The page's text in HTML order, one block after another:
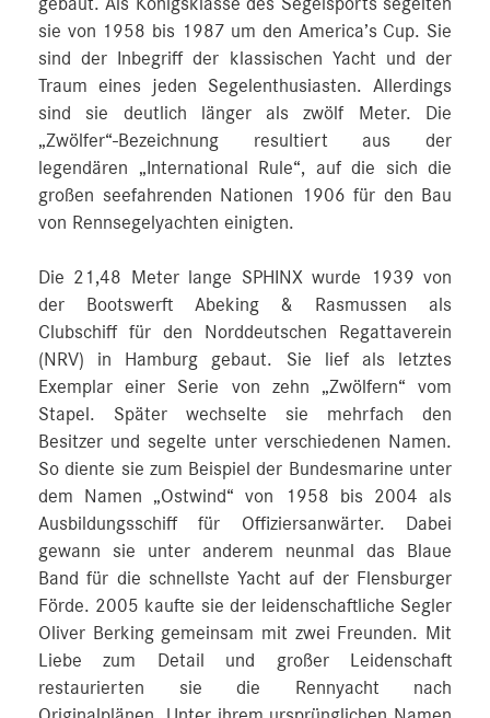
gebaut. Als Königsklasse des Segelsports segelten
sie von 1958 bis 1987 um den Americaʼs Cup. Sie
sind der Inbegriff der klassischen Yacht und der
Traum eines jeden Segelenthusiasten. Allerdings
sind sie deutlich länger als zwölf Meter. Die
„Zwölfer“-Bezeichnung resultiert aus der
legendären „International Rule“, auf die sich die
großen seefahrenden Nationen 1906 für den Bau
von Rennsegelyachten einigten.
Die 21,48 Meter lange SPHINX wurde 1939 von
der Bootswerft Abeking & Rasmussen als
Clubschiff für den Norddeutschen Regattaverein
(NRV) in Hamburg gebaut. Sie lief als letztes
Exemplar einer Serie von zehn „Zwölfern“ vom
Stapel. Später wechselte sie mehrfach den
Besitzer und segelte unter verschiedenen Namen.
So diente sie zum Beispiel der Bundesmarine unter
dem Namen „Ostwind“ von 1958 bis 2004 als
Ausbildungsschiff für Offiziersanwärter. Dabei
gewann sie unter anderem neunmal das Blaue
Band für die schnellste Yacht auf der Flensburger
Förde. 2005 kaufte sie der leidenschaftliche Segler
Oliver Berking gemeinsam mit zwei Freunden. Mit
Liebe zum Detail und großer Leidenschaft
restaurierten sie die Rennyacht nach